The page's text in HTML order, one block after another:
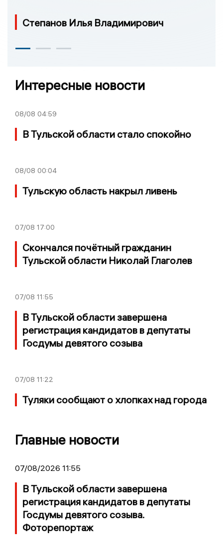
Степанов Илья Владимирович
Интересные новости
08/08 04:59
В Тульской области стало спокойно
08/08 00:04
Тульскую область накрыл ливень
07/08 17:00
Скончался почётный гражданин
Тульской области Николай Глаголев
07/08 11:55
В Тульской области завершена
регистрация кандидатов в депутаты
Госдумы девятого созыва
07/08 11:22
Туляки сообщают о хлопках над города
Главные новости
07/08/2026 11:55
В Тульской области завершена
регистрация кандидатов в депутаты
Госдумы девятого созыва.
Фоторепортаж